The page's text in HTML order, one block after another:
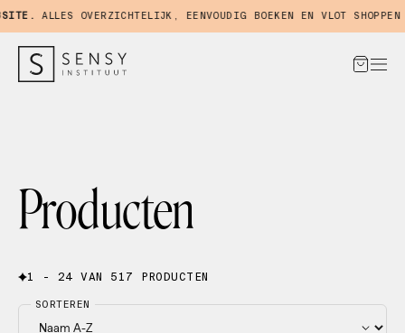
ALLES OVERZICHTELIJK, EENVOUDIG BOEKEN EN VLOT SHOPPEN IN
Producten
1 - 24 VAN 517 PRODUCTEN
SORTEREN